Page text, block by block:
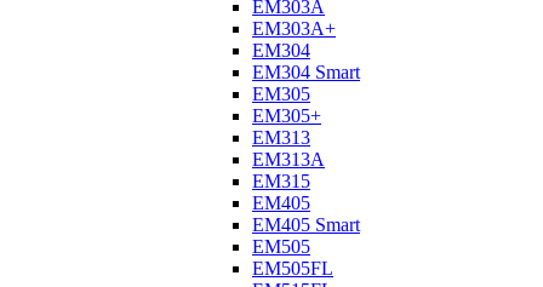
EM303A
EM303A+
EM304
EM304 Smart
EM305
EM305+
EM313
EM313A
EM315
EM405
EM405 Smart
EM505
EM505FL